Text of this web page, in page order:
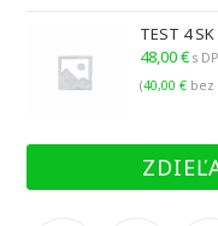
TEST 4 SK
48,00€ s
(40,00€ bez